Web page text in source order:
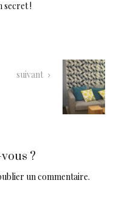
secret !
suivant
?
un commentaire.